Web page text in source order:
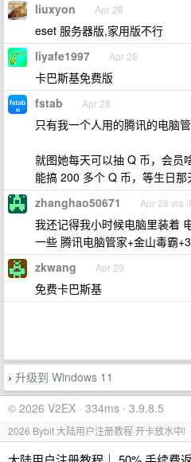
liuxyon Apr 28
eset 服务器版,家用版不行
liyafe1997 Apr 28
卡巴斯基免费版
fstab Apr 28
只有我一个人用的腾讯的电脑管
就图她每天可以抽 Q 币，会员
能搞 200 多个 Q 币，等生日那
zhanghao50671 Apr 28 via
我还记得我小时候电脑里装着
一些 腾讯电脑管家+金山毒霸
zkwang Apr 29
免费卡巴斯基
› 升级到 Windows 11
© 2026 V2EX · 334ms · 3.9.8.5
2026 Bybit 大陆用户注册教程 开卡放水中!